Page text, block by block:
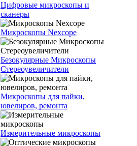
Цифровые микроскопы и
сканеры
Микроскопы Nexcope
Безокулярные Микроскопы
Стереоувеличители
Микроскопы для пайки,
ювелиров, ремонта
Измерительные микроскопы